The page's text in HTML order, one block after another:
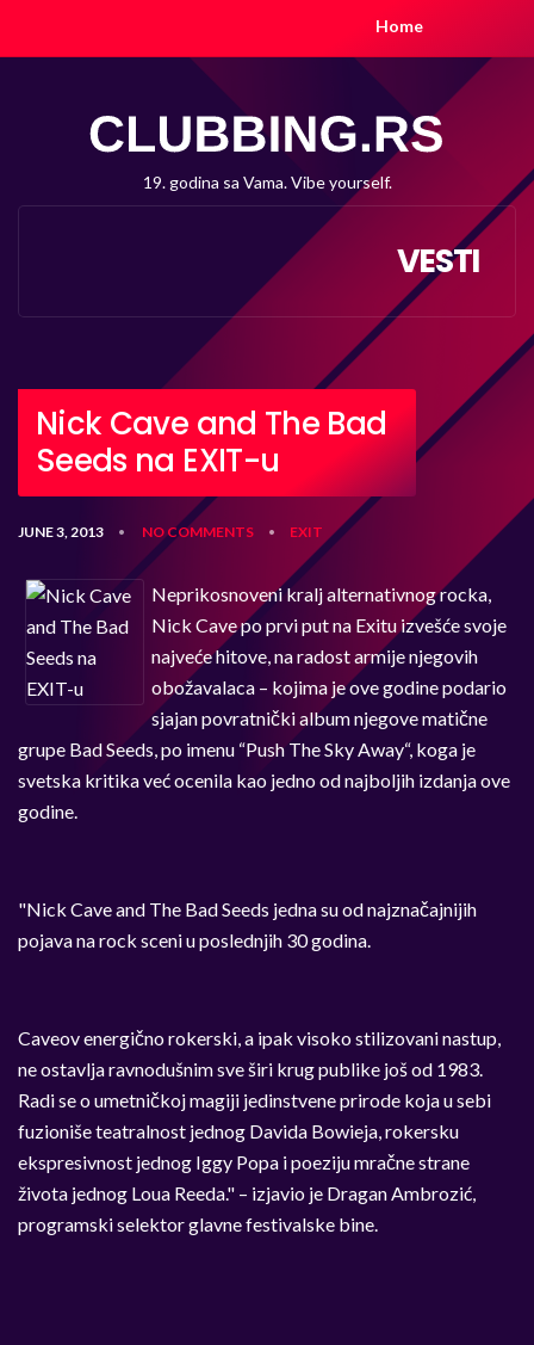
Home
19. godina sa Vama. Vibe yourself.
VESTI
Nick Cave and The Bad
Seeds na EXIT-u
JUNE 3, 2013 • NO COMMENTS • EXIT
Neprikosnoveni kralj alternativnog rocka,
Nick Cave po prvi put na Exitu izvešće svoje
najveće hitove, na radost armije njegovih
obožavalaca – kojima je ove godine podario
sjajan povratnički album njegove matične
grupe Bad Seeds, po imenu “Push The Sky Away“, koga je
svetska kritika već ocenila kao jedno od najboljih izdanja ove
godine.
"Nick Cave and The Bad Seeds jedna su od najznačajnijih
pojava na rock sceni u poslednjih 30 godina.
Caveov energično rokerski, a ipak visoko stilizovani nastup,
ne ostavlja ravnodušnim sve širi krug publike još od 1983.
Radi se o umetničkoj magiji jedinstvene prirode koja u sebi
fuzioniše teatralnost jednog Davida Bowieja, rokersku
ekspresivnost jednog Iggy Popa i poeziju mračne strane
života jednog Loua Reeda." – izjavio je Dragan Ambrozić,
programski selektor glavne festivalske bine.